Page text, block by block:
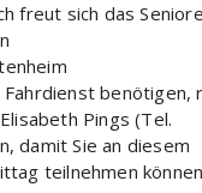
freut sich das
Fahrdienst benötigen,
Pings (Tel.
damit Sie an diesem
teilnehmen